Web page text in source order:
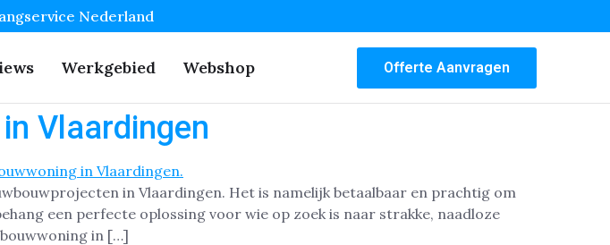
Nederland
Werkgebied Webshop Offerte Aanvragen
Vlaardingen
in Vlaardingen. Het is namelijk betaalbaar en prachtig om
een perfecte oplossing voor wie op zoek is naar strakke, naadloze
in […]